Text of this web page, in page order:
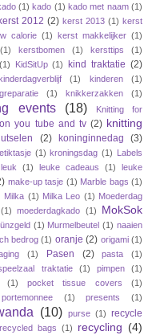
(1) kado (1) kado met naam (1)
2012 (2) kerst 2013 (1) kerst
calorie (1) kerst makkelijker (1)
(1) kerstbomen (1) kersttips
(1)
(1) KidSitUp (1) kind traktatie (2)
(1) kinderen
(1)
(1) knikkerzakken
(1)
events (18)
Knitting for
you tube and tv (2) knitting
(2) koninginnedag
(3)
(1) kroningsdag (1) Labels
leuk (1) leuke cadeaus (1)
leuke
make-up tasje (1) Marble bags (1)
Milka (1) Milka Leo (1) Moederdag
(1) moederdagkado (1)
MokSok
(1) Murmelbeutel (1) naaien
bedrog (1) oranje (2) origami (1)
(1) Pasen (2) pasta
(1)
traktatie (1) pimpen
(1)
(1) pocket tissue covers (1)
portemonnee (1) presents (1)
(10) purse (1) recycle
recycled bags (1) recycling (4)